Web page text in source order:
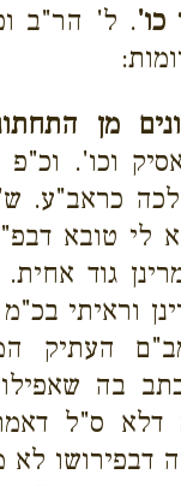
כו'. ל' הר"ב
מן
וכו'.
כראב"ע.
לי טובא
גוד
וראיתי
העתיק
בה שאפילו
ס"ל
דבפירושו לא